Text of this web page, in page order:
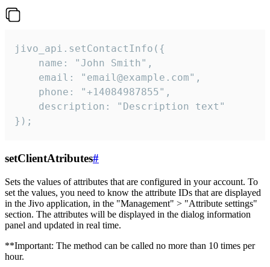
jivo_api.setContactInfo({
    name: "John Smith",
    email: "email@example.com",
    phone: "+14084987855",
    description: "Description text"
});
setClientAtributes#
Sets the values ​​of attributes that are configured in your account. To
set the values, you need to know the attribute IDs that are displayed
in the Jivo application, in the "Management" > "Attribute settings"
section. The attributes will be displayed in the dialog information
panel and updated in real time.
**Important: The method can be called no more than 10 times per
hour.